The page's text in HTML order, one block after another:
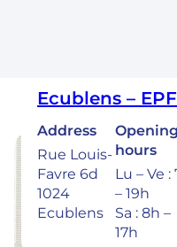
Ecublens –
Address
Rue Louis-
Favre 6d
1024
Ecublens
Opening
hours
Lu – Ve :
– 19h
Sa : 8h –
17h
Find the